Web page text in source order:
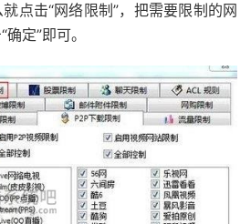
点击“网络限制”，把需要限制的网
定”即可。